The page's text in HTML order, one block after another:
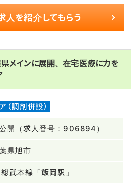
人を紹介してもらう
メインに展開、在宅医療に力を
（調剤併設）
開（求人番号：906894）
県旭市
武本線「飯岡駅」